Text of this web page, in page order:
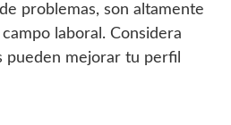
problemas, son altamente
laboral. Considera
pueden mejorar tu perfil